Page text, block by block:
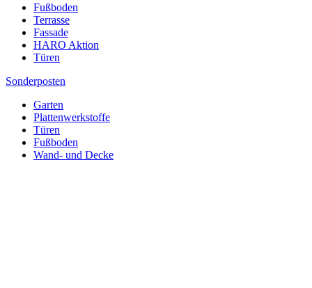
Fußboden
Terrasse
Fassade
HARO Aktion
Türen
Sonderposten
Garten
Plattenwerkstoffe
Türen
Fußboden
Wand- und Decke